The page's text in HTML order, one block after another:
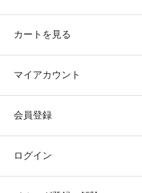
カートを見る
マイアカウント
会員登録
ログイン